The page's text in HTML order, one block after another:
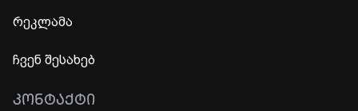
რეკლამა
ჩვენ შესახებ
ᲙᲝᲜᲢᲐᲥᲢᲘ